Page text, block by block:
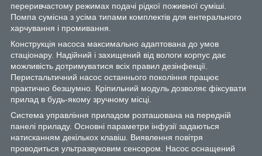
переривчастому режимах подачі рідкої поживної суміші.
Помпа сумісна з усіма типами комплектів для ентерального
харчування і промивання.
Конструкція насоса максимально адаптована до умов
стаціонару. Надійний і захищений від вологи корпус дає
можливість дотримуватися всіх правил дезінфекції.
Перистальтичний насос останнього покоління працює
практично безшумно. Кріпильний модуль дозволяє фіксувати
прилад в будь-якому зручному місці.
Система управління приладом розташована на передній
панелі приладу. Основні параметри інфузії задаються
натисканням декількох клавіш. Виявлення повітря
проводиться ультразвуковим сенсором. Насос оснащений